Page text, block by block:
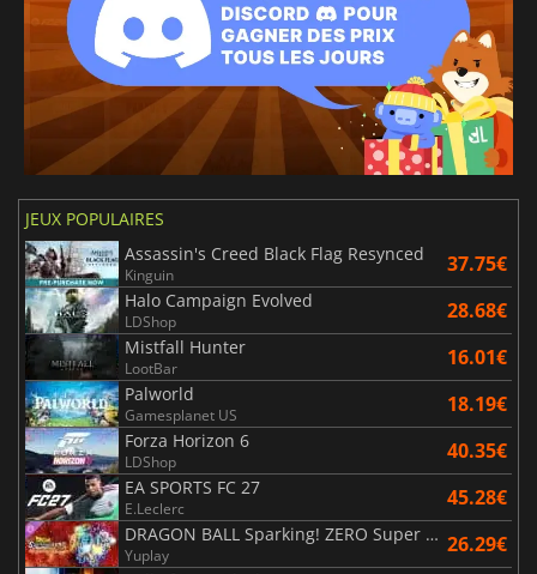
JEUX POPULAIRES
Assassin's Creed Black Flag Resynced
Kinguin 37.75€
Halo Campaign Evolved
LDShop 28.68€
Mistfall Hunter
LootBar 16.01€
Palworld
Gamesplanet US 18.19€
Forza Horizon 6
LDShop 40.35€
EA SPORTS FC 27
E.Leclerc 45.28€
DRAGON BALL Sparking! ZERO Super Limit Breaking NEO
Yuplay 26.29€